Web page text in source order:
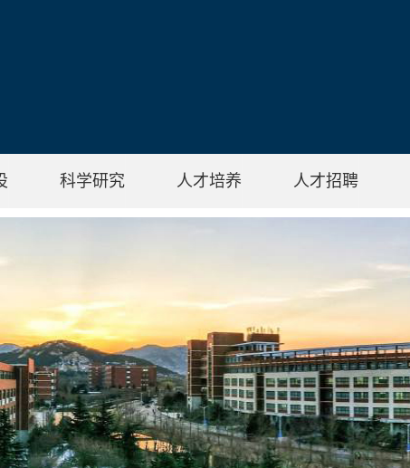
科学研究 人才培养 人才招聘